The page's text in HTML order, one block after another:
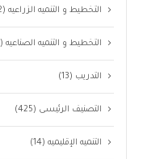
التخطيط و التنميه الزراعيه(12)
التخطيط و التنميه الصناعيه(12)
التدريب (13)
التصنيف الرئيسى (425)
التنميه الإقليميه(14)